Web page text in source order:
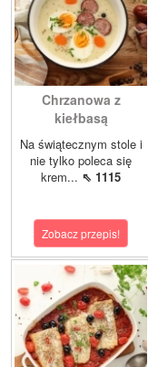
Chrzanowa z
kiełbasą
Na świątecznym stole i
nie tylko poleca się
krem... ⇖ 1115
Zobacz przepis!